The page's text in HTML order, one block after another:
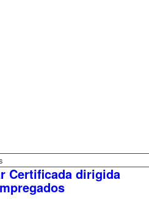
Certificada dirigida